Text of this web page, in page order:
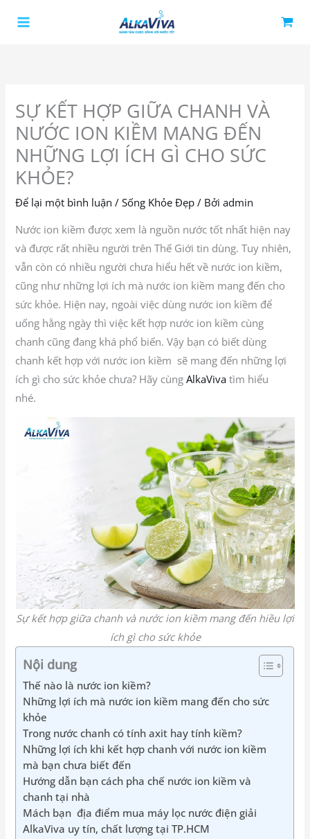
SỰ KẾT HỢP GIỮA CHANH VÀ
NƯỚC ION KIỀM MANG ĐẾN
NHỮNG LỢI ÍCH GÌ CHO SỨC
KHỎE?
Để lại một bình luận /Sống Khỏe Đẹp / Bởiadmin
Nước ion kiềm được xem là nguồn nước tốt nhất hiện nay
và được rất nhiều người trên Thế Giới tin dùng. Tuy nhiên,
vẫn còn có nhiều người chưa hiểu hết về nước ion kiềm,
cũng như những lợi ích mà nước ion kiềm mang đến cho
sức khỏe. Hiện nay, ngoài việc dùng nước ion kiềm để
uống hằng ngày thì việc kết hợp nước ion kiềm cùng
chanh cũng đang khá phổ biến. Vậy bạn có biết dùng
chanh kết hợp với nước ion kiềm sẽ mang đến những lợi
ích gì cho sức khỏe chưa? Hãy cùngAlkaViva tìm hiểu
nhé.
Sự kết hợp giữa chanh và nước ion kiềm mang đến hiều lợi
ích gì cho sức khỏe
Nội dung
Thế nào là nước ion kiềm?
Những lợi ích mà nước ion kiềm mang đến cho sức
khỏe
Trong nước chanh có tính axit hay tính kiềm?
Những lợi ích khi kết hợp chanh với nước ion kiềm
mà bạn chưa biết đến
Hướng dẫn bạn cách pha chế nước ion kiềm và
chanh tại nhà
Mách bạn địa điểm mua máy lọc nước điện giải
AlkaViva uy tín, chất lượng tại TP.HCM